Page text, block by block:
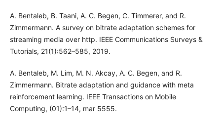
A. Bentaleb, B. Taani, A. C. Begen, C. Timmerer, and R.
Zimmermann. A survey on bitrate adaptation schemes for
streaming media over http. IEEE Communications Surveys &
Tutorials, 21(1):562–585, 2019.
A. Bentaleb, M. Lim, M. N. Akcay, A. C. Begen, and R.
Zimmermann. Bitrate adaptation and guidance with meta
reinforcement learning. IEEE Transactions on Mobile
Computing, (01):1–14, mar 5555.